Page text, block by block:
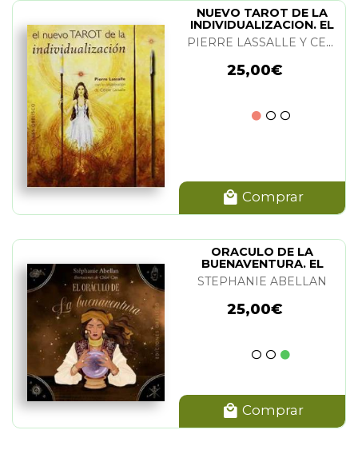
NUEVO TAROT DE LA
INDIVIDUALIZACION. EL
PIERRE LASSALLE Y CELINE LASSALLE
25,00€
Comprar
ORACULO DE LA
BUENAVENTURA. EL
(PACK)
STEPHANIE ABELLAN
25,00€
Comprar